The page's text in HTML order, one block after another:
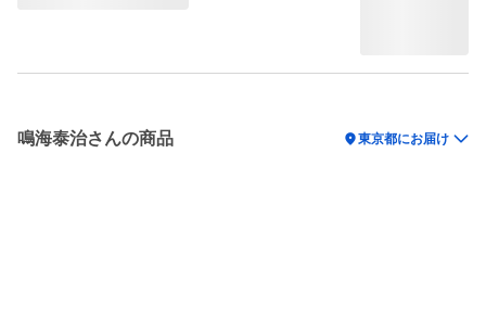
鳴海泰治さんの商品 location_on東京都にお届け